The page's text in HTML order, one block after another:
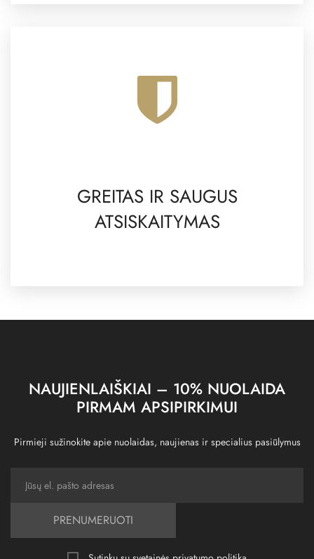
GREITAS IR SAUGUS
ATSISKAITYMAS
NAUJIENLAIŠKIAI – 10% NUOLAIDA
PIRMAM APSIPIRKIMUI
Pirmieji sužinokite apie nuolaidas, naujienas ir specialius pasiūlymus
PRENUMERUOTI